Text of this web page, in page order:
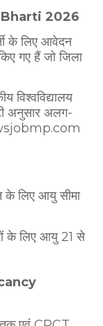
Bharti 2026
के लिए आवेदन
गए हैं जो जिला
विश्वविद्यालय
अनुसार अलग-
के लिए आयु सीमा
के लिए आयु 21 से